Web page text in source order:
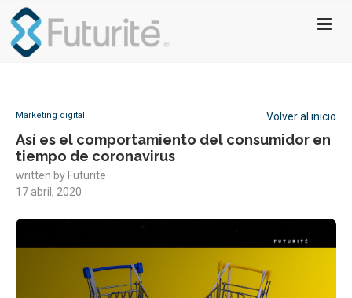
Marketing digital Volver al inicio
Así es el comportamiento del consumidor en
tiempo de coronavirus
written by Futurite
17 abril, 2020